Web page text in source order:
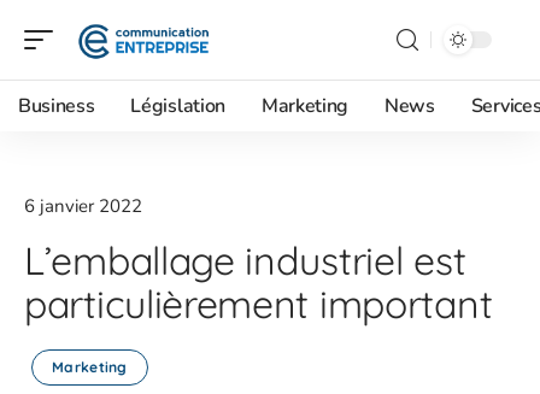
Business Législation Marketing News
6 janvier 2022
L’emballage industriel est
particulièrement important
Marketing